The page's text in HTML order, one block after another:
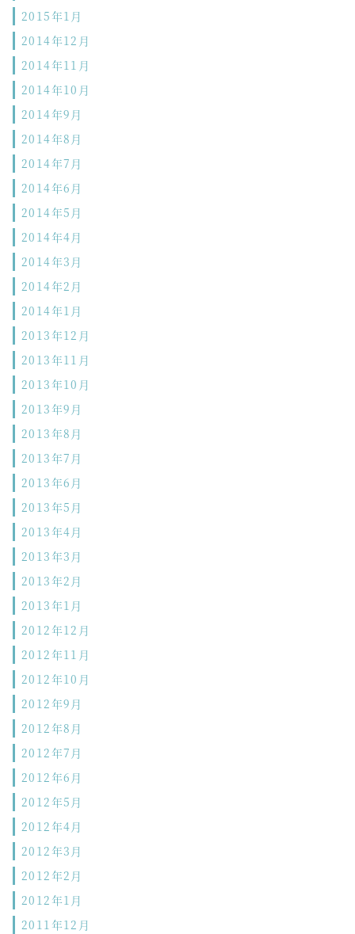
2015年1月
2014年12月
2014年11月
2014年10月
2014年9月
2014年8月
2014年7月
2014年6月
2014年5月
2014年4月
2014年3月
2014年2月
2014年1月
2013年12月
2013年11月
2013年10月
2013年9月
2013年8月
2013年7月
2013年6月
2013年5月
2013年4月
2013年3月
2013年2月
2013年1月
2012年12月
2012年11月
2012年10月
2012年9月
2012年8月
2012年7月
2012年6月
2012年5月
2012年4月
2012年3月
2012年2月
2012年1月
2011年12月